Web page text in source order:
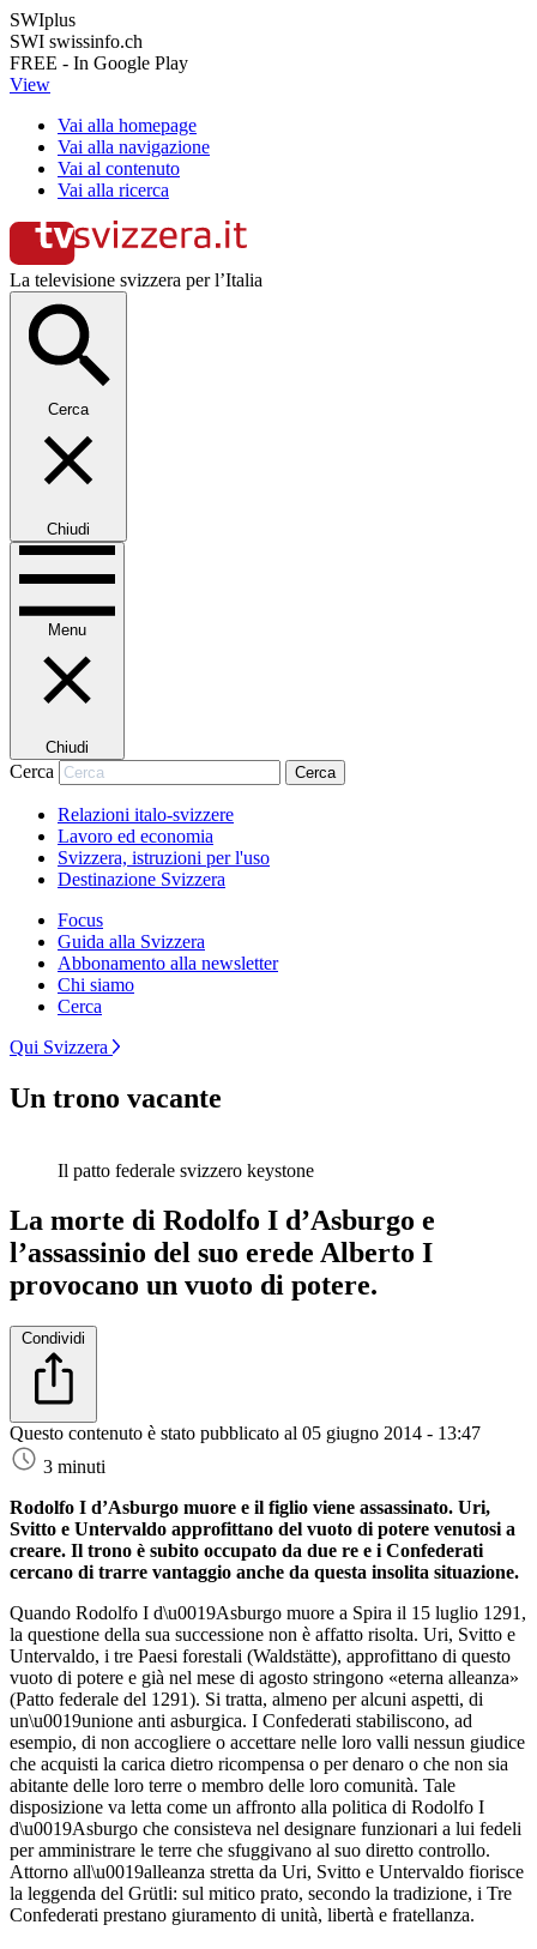
SWIplus
SWI swissinfo.ch
FREE - In Google Play
View
Vai alla homepage
Vai alla navigazione
Vai al contenuto
Vai alla ricerca
La televisione svizzera per l’Italia
Cerca
Chiudi
Menu
Chiudi
Cerca Cerca
Relazioni italo-svizzere
Lavoro ed economia
Svizzera, istruzioni per l'uso
Destinazione Svizzera
Focus
Guida alla Svizzera
Abbonamento alla newsletter
Chi siamo
Cerca
Qui Svizzera
Un trono vacante
Il patto federale svizzero keystone
La morte di Rodolfo I d’Asburgo e
l’assassinio del suo erede Alberto I
provocano un vuoto di potere.
Condividi
Questo contenuto è stato pubblicato al 05 giugno 2014 - 13:47
3 minuti
Rodolfo I d’Asburgo muore e il figlio viene assassinato. Uri,
Svitto e Untervaldo approfittano del vuoto di potere venutosi a
creare. Il trono è subito occupato da due re e i Confederati
cercano di trarre vantaggio anche da questa insolita situazione.
Quando Rodolfo I d\u0019Asburgo muore a Spira il 15 luglio 1291,
la questione della sua successione non è affatto risolta. Uri, Svitto e
Untervaldo, i tre Paesi forestali (Waldstätte), approfittano di questo
vuoto di potere e già nel mese di agosto stringono «eterna alleanza»
(Patto federale del 1291). Si tratta, almeno per alcuni aspetti, di
un\u0019unione anti asburgica. I Confederati stabiliscono, ad
esempio, di non accogliere o accettare nelle loro valli nessun giudice
che acquisti la carica dietro ricompensa o per denaro o che non sia
abitante delle loro terre o membro delle loro comunità. Tale
disposizione va letta come un affronto alla politica di Rodolfo I
d\u0019Asburgo che consisteva nel designare funzionari a lui fedeli
per amministrare le terre che sfuggivano al suo diretto controllo.
Attorno all\u0019alleanza stretta da Uri, Svitto e Untervaldo fiorisce
la leggenda del Grütli: sul mitico prato, secondo la tradizione, i Tre
Confederati prestano giuramento di unità, libertà e fratellanza.